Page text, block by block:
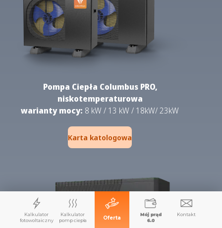
Pompa Ciepła Columbus PRO,
niskotemperaturowa
warianty mocy: 8 kW / 13 kW / 18kW/ 23kW
Karta katologowa
Kalkulator
fotowoltaiczny
Kalkulator
pomp ciepła
Oferta
Mój prąd
6.0
Kontakt